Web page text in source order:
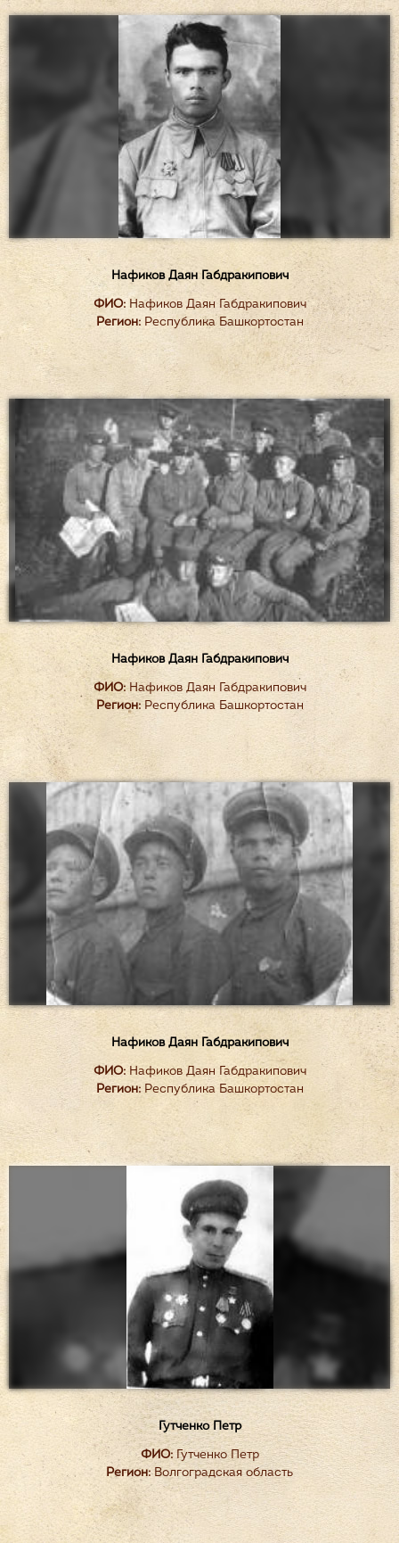
Нафиков Даян Габдракипович
ФИО:Нафиков Даян Габдракипович
Регион:Республика Башкортостан
Нафиков Даян Габдракипович
ФИО:Нафиков Даян Габдракипович
Регион:Республика Башкортостан
Нафиков Даян Габдракипович
ФИО:Нафиков Даян Габдракипович
Регион:Республика Башкортостан
Гутченко Петр
ФИО:Гутченко Петр
Регион:Волгоградская область